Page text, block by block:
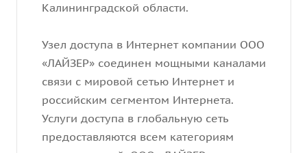
Калининградской области.
Узел доступа в Интернет компании ООО
«ЛАЙЗЕР» соединен мощными каналами
связи с мировой сетью Интернет и
российским сегментом Интернета.
Услуги доступа в глобальную сеть
предоставляются всем категориям